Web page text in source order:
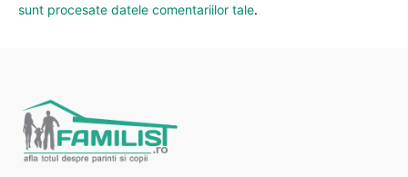
sunt procesate datele comentariilor tale.